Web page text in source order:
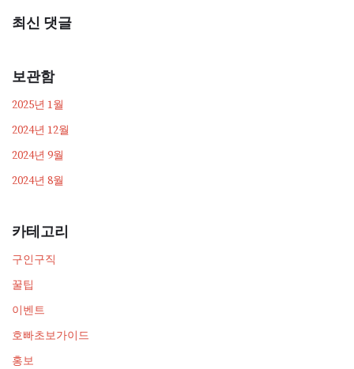
최신 댓글
보관함
2025년 1월
2024년 12월
2024년 9월
2024년 8월
카테고리
구인구직
꿀팁
이벤트
호빠초보가이드
홍보